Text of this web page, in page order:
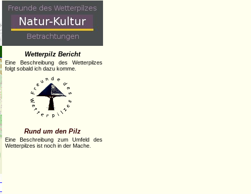
Wetterpilz Bericht
Eine Beschreibung des Wetterpilzes
folgt sobald ich dazu komme.
Rund um den Pilz
Eine Beschreibung zum Umfeld des
Wetterpilzes ist noch in der Mache.